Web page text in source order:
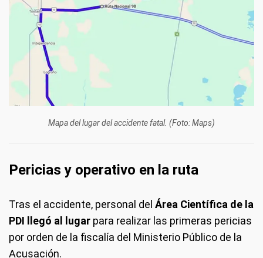
Mapa del lugar del accidente fatal. (Foto: Maps)
Pericias y operativo en la ruta
Tras el accidente, personal del Área Científica de la
PDI llegó al lugar para realizar las primeras pericias
por orden de la fiscalía del Ministerio Público de la
Acusación.